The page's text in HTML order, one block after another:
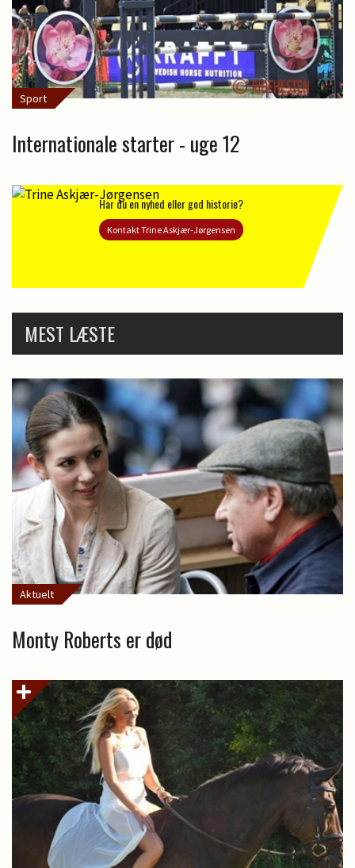
Sport
Internationale starter - uge 12
Har du en nyhed eller god historie?
Kontakt Trine Askjær-Jørgensen
MEST LÆSTE
Aktuelt
Monty Roberts er død